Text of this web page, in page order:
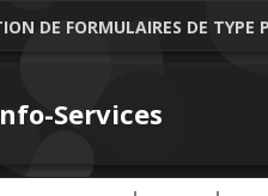
DE FORMULAIRES DE TYPE
Services